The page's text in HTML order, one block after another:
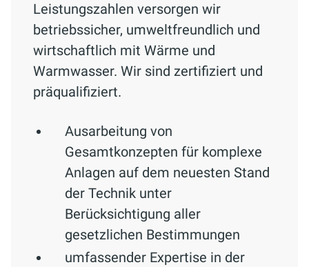
Leistungszahlen versorgen wir
betriebssicher, umweltfreundlich und
wirtschaftlich mit Wärme und
Warmwasser. Wir sind zertifiziert und
präqualifiziert.
Ausarbeitung von
Gesamtkonzepten für komplexe
Anlagen auf dem neuesten Stand
der Technik unter
Berücksichtigung aller
gesetzlichen Bestimmungen
umfassender Expertise in der